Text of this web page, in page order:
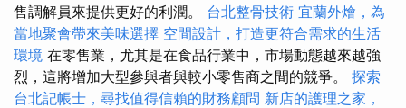
售調解員來提供更好的利潤。 台北整骨技術 宜蘭外燴，為
當地聚會帶來美味選擇 空間設計，打造更符合需求的生活
環境 在零售業，尤其是在食品行業中，市場動態越來越強
烈，這將增加大型參與者與較小零售商之間的競爭。 探索
台北記帳士，尋找值得信賴的財務顧問 新店的護理之家，